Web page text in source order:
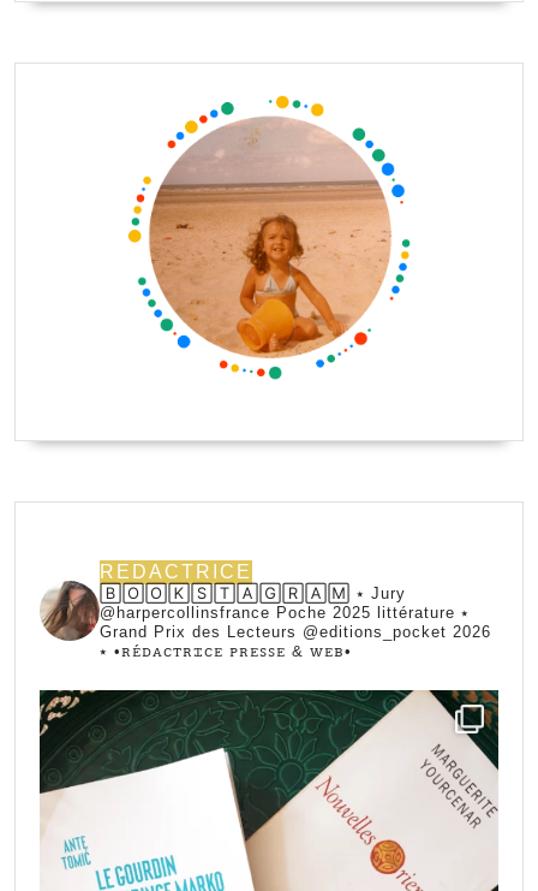
REDACTRICE
🄱🄾🄾🄺🅂🅃🄰🄶🅁🄰🄼 ⭑ Jury
@harpercollinsfrance Poche 2025 littérature ⭑
Grand Prix des Lecteurs @editions_pocket 2026
⭑ •ꭱꭼ́ꭰꭺꮯꭲꭱꮖꮯꭼ ꮲꭱꭼꮪꮪꭼ & ꮃꭼᏼ•